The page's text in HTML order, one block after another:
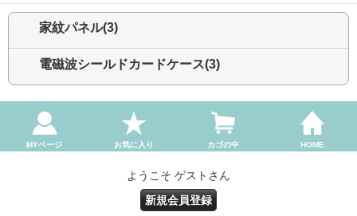
家紋パネル(3)
電磁波シールドカードケース(3)
MYページ お気に入り カゴの中 HOME
ようこそ ゲストさん
新規会員登録